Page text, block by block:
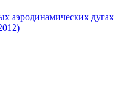
аэродинамических дугах